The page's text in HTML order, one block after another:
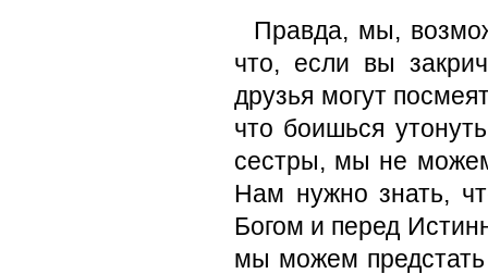
Правда, мы,
что, если вы
друзья могут
что боишься
сестры, мы не
Нам нужно знать,
Богом и перед
мы можем